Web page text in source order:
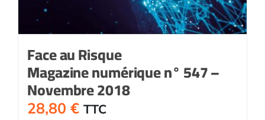
Face au Risque
Magazine numérique n° 547 –
Novembre 2018
28,80 € TTC